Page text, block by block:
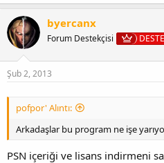
byercanx
Forum Destekçisi
Şub 2, 2013
pofpor' Alıntı:
Arkadaşlar bu program ne işe
PSN içeriği ve lisans indirmeni